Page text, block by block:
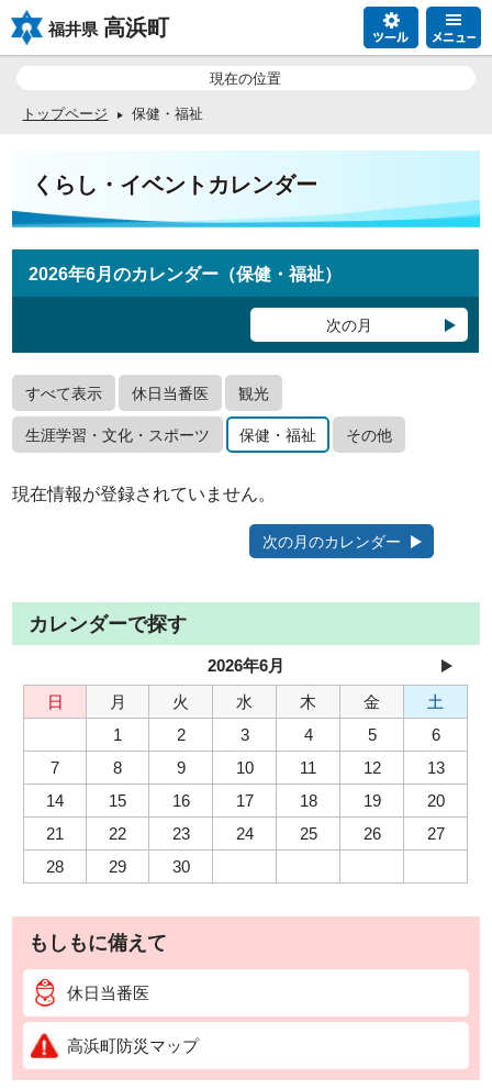
福井県 高浜町
現在の位置
トップページ 保健・福祉
くらし・イベントカレンダー
2026年6月のカレンダー（保健・福祉）
次の月
すべて表示 休日当番医 観光
生涯学習・文化・スポーツ 保健・福祉 その他
現在情報が登録されていません。
次の月のカレンダー
カレンダーで探す
2026年6月
日
月 火 水 木 金
土
1
2 3 4 5
6
7
8 9 10 11 12
13
14
15 16 17 18 19
20
21
22 23 24 25 26
27
28
29 30
もしもに備えて
休日当番医
高浜町防災マップ